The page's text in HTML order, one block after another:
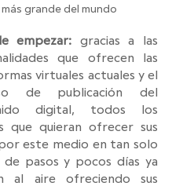
más grande del mundo
empezar: gracias a las
que ofrecen las
virtuales actuales y el
de publicación del
digital, todos los
que quieran ofrecer sus
este medio en tan solo
pasos y pocos días ya
al aire ofreciendo sus